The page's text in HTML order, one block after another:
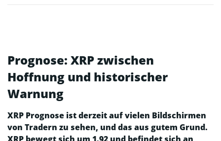
Prognose: XRP zwischen
Hoffnung und historischer
Warnung
XRP Prognose ist derzeit auf vielen Bildschirmen
von Tradern zu sehen, und das aus gutem Grund.